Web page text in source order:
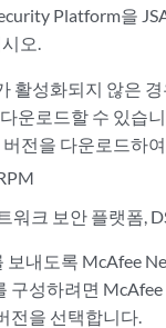
Platform을
오.
활성화되지 않은 경
운로드할 수 있습
버전을 다운로드하
워크 보안 플랫폼,
보내도록 McAfee
구성하려면
전을 선택합니다.